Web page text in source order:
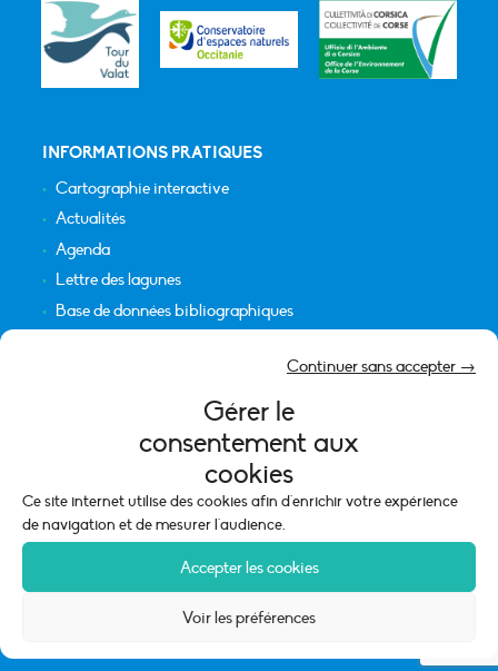
Gérer le
consentement aux
cookies
Ce site internet utilise des cookies afin d'enrichir votre expérience
de navigation et de mesurer l'audience.
Accepter les cookies
Continuer sans accepter →
Voir les préférences
INFORMATIONS PRATIQUES
Cartographie interactive
Actualités
Agenda
Lettre des lagunes
Base de données bibliographiques
Mentions légales
Politique de cookies (UE)